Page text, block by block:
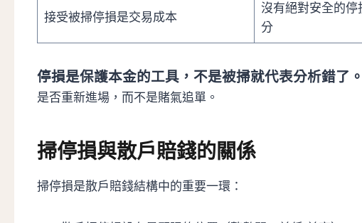
接受被掃停損是交易成本
沒有絕對安全的停
分
停損是保護本金的工具，不是被掃就代表分析錯了。
是否重新進場，而不是賭氣追單。
掃停損與散戶賠錢的關係
掃停損是散戶賠錢結構中的重要一環：